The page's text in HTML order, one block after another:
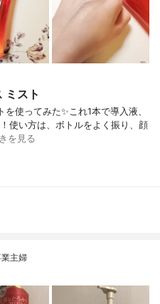
ミスト
使ってみた✨これ1本で導入液、
使い方は、ボトルをよく振り、顔
を見る
主婦